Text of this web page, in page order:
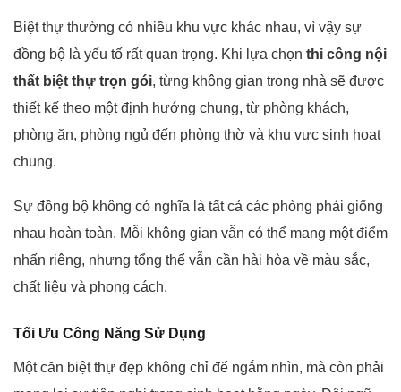
Biệt thự thường có nhiều khu vực khác nhau, vì vậy sự
đồng bộ là yếu tố rất quan trọng. Khi lựa chọn thi công nội
thất biệt thự trọn gói , từng không gian trong nhà sẽ được
thiết kế theo một định hướng chung, từ phòng khách,
phòng ăn, phòng ngủ đến phòng thờ và khu vực sinh hoạt
chung.
Sự đồng bộ không có nghĩa là tất cả các phòng phải giống
nhau hoàn toàn. Mỗi không gian vẫn có thể mang một điểm
nhấn riêng, nhưng tổng thể vẫn cần hài hòa về màu sắc,
chất liệu và phong cách.
Tối Ưu Công Năng Sử Dụng
Một căn biệt thự đẹp không chỉ để ngắm nhìn, mà còn phải